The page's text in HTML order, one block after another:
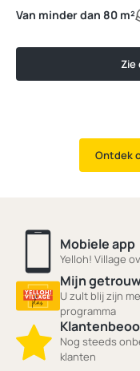
Van minder dan 80 m²
Zie
Ontdek
Mobiele app
Yelloh! Village
Mijn
U zult blij zijn
programma
Nog steeds
klanten